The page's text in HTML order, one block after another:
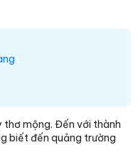
thơ mộng. Đến với thành
biết đến quảng trường